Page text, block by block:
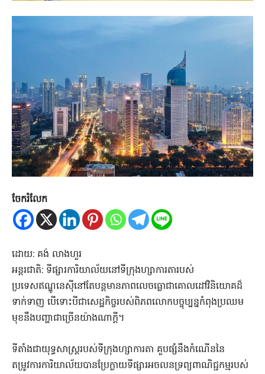
ចែករំលែក
ដោយ: គង់ លាងហួរ
អន្តរជាតិ: ទីផ្សារការិយាល័យនៅទីក្រុងហ្សាការតារបស់
ប្រទេសឥណ្ឌូនេស៊ីនៅតែបន្តមានភាពលេចធ្លោជាគោលដៅវិនិយោគដ៏
ទាក់ទាញ បើទោះបីជាសេដ្ឋកិច្ចរបស់ពិភពលោកបច្ចុប្បន្នកំពុងប្រឈម
មុខនឹងបញ្ហាជាច្រើនយ៉ាងណាក្តី។
ទីតាំងជាយុទ្ធសាស្ត្ររបស់ទីក្រុងហ្សាការតា គួបផ្សំនឹងកំណើននៃ
តម្រូវការការិយាល័យបានប្រែក្លាយទីផ្សារអចលនទ្រព្យពាណិជ្ជកម្មរបស់